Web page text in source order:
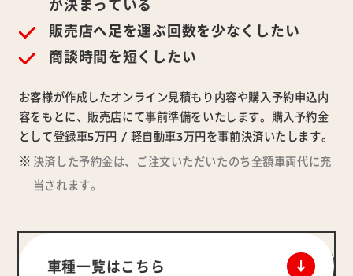
が決まっている
販売店へ足を運ぶ回数を少なくしたい
商談時間を短くしたい
お客様が作成したオンライン見積もり内容や購入予約申込内
容をもとに、販売店にて事前準備をいたします。購入予約金
として登録車5万円 / 軽自動車3万円を事前決済いたします。
決済した予約金は、ご注文いただいたのち全額車両代に充
当されます。
車種一覧はこちら